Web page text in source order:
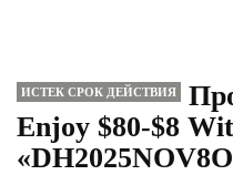
ИСТЕК СРОК ДЕЙСТВИЯ
Enjoy $80-$8